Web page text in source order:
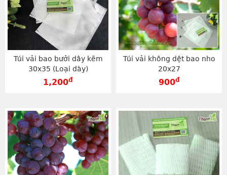
Túi vải bao bưởi dây kẽm
30x35 (Loại dày)
1,200đ
Túi vải không dệt bao nho
20x27
900đ